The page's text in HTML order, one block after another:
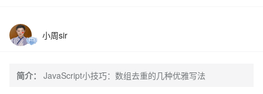
小周sir
简介： JavaScript小技巧：数组去重的几种优雅写法